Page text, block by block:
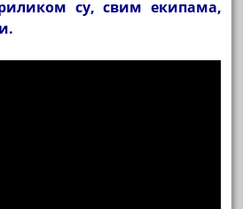
су, свим екипама,